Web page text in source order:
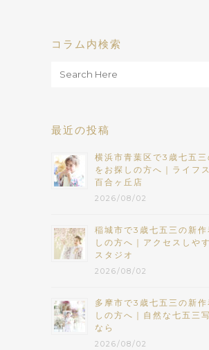
コラム内検索
最近の投稿
横浜市青葉区で3歳七五三
をお探しの方へ｜ライフ
百合ヶ丘店
2026/08/02
稲城市で3歳七五三の新作
しの方へ｜アクセスしや
スタジオ
2026/08/02
多摩市で3歳七五三の新作
しの方へ｜自然な七五三
なら
2026/08/02